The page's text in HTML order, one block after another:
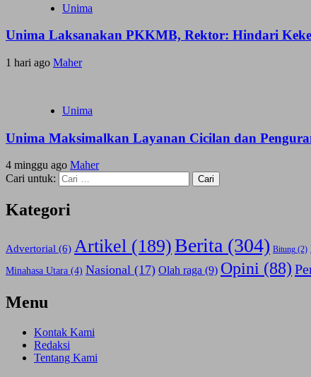
Unima
Unima Laksanakan PKKMB, Rektor: Hindari
1 hari ago Maher
Unima
Unima Maksimalkan Layanan Cicilan dan
4 minggu ago Maher
Cari untuk:
Kategori
Advertorial (6) Artikel (189)Berita (304) Bitung (2)
Minahasa Utara (4) Nasional (17) Olah raga (9) Opini (88)
Menu
Kontak Kami
Redaksi
Tentang Kami